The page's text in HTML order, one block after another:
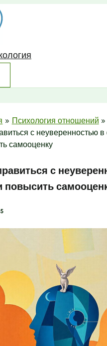
Психология отношений
с неуверенностью в
самооценку
с
повысить